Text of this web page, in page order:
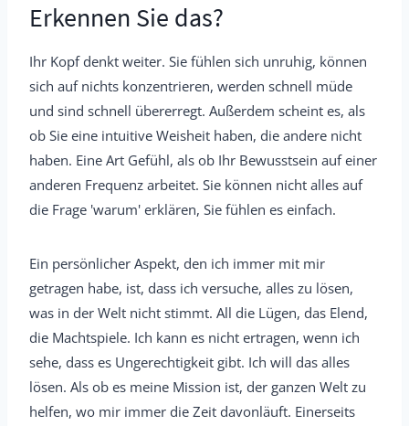
Erkennen Sie das?
Ihr Kopf denkt weiter. Sie fühlen sich unruhig, können
sich auf nichts konzentrieren, werden schnell müde
und sind schnell übererregt. Außerdem scheint es, als
ob Sie eine intuitive Weisheit haben, die andere nicht
haben. Eine Art Gefühl, als ob Ihr Bewusstsein auf einer
anderen Frequenz arbeitet. Sie können nicht alles auf
die Frage 'warum' erklären, Sie fühlen es einfach.
Ein persönlicher Aspekt, den ich immer mit mir
getragen habe, ist, dass ich versuche, alles zu lösen,
was in der Welt nicht stimmt. All die Lügen, das Elend,
die Machtspiele. Ich kann es nicht ertragen, wenn ich
sehe, dass es Ungerechtigkeit gibt. Ich will das alles
lösen. Als ob es meine Mission ist, der ganzen Welt zu
helfen, wo mir immer die Zeit davonläuft. Einerseits